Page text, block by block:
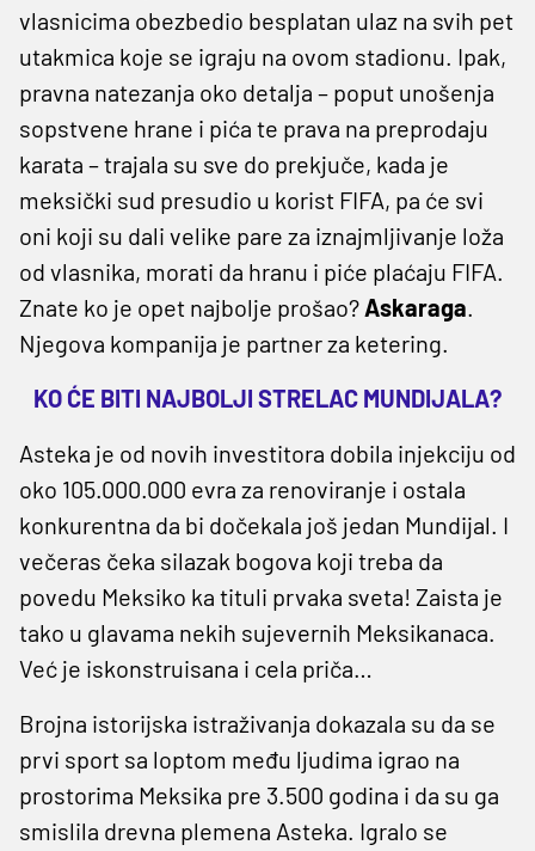
vlasnicima obezbedio besplatan ulaz na svih pet
utakmica koje se igraju na ovom stadionu. Ipak,
pravna natezanja oko detalja – poput unošenja
sopstvene hrane i pića te prava na preprodaju
karata – trajala su sve do prekjuče, kada je
meksički sud presudio u korist FIFA, pa će svi
oni koji su dali velike pare za iznajmljivanje loža
od vlasnika, morati da hranu i piće plaćaju FIFA.
Znate ko je opet najbolje prošao? Askaraga.
Njegova kompanija je partner za ketering.
KO ĆE BITI NAJBOLJI STRELAC MUNDIJALA?
Asteka je od novih investitora dobila injekciju od
oko 105.000.000 evra za renoviranje i ostala
konkurentna da bi dočekala još jedan Mundijal. I
večeras čeka silazak bogova koji treba da
povedu Meksiko ka tituli prvaka sveta! Zaista je
tako u glavama nekih sujevernih Meksikanaca.
Već je iskonstruisana i cela priča…
Brojna istorijska istraživanja dokazala su da se
prvi sport sa loptom među ljudima igrao na
prostorima Meksika pre 3.500 godina i da su ga
smislila drevna plemena Asteka. Igralo se